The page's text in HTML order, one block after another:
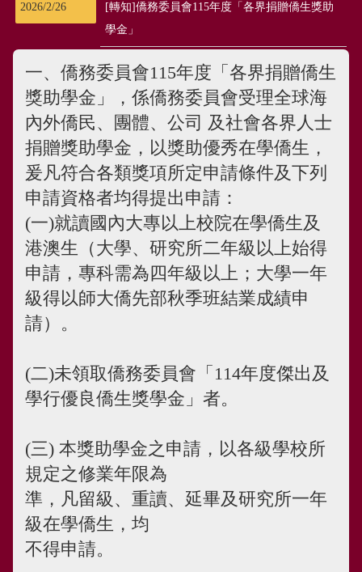
2026/2/26
[轉知]僑務委員會115年度「各界捐贈僑生獎助
學金」
一、僑務委員會115年度「各界捐贈僑生
獎助學金」，係僑務委員會受理全球海
內外僑民、團體、公司 及社會各界人士
捐贈獎助學金，以獎助優秀在學僑生，
爰凡符合各類獎項所定申請條件及下列
申請資格者均得提出申請：
(一)就讀國內大專以上校院在學僑生及
港澳生（大學、研究所二年級以上始得
申請，專科需為四年級以上；大學一年
級得以師大僑先部秋季班結業成績申
請）。
(二)未領取僑務委員會「114年度傑出及
學行優良僑生獎學金」者。
(三) 本獎助學金之申請，以各級學校所
規定之修業年限為
準，凡留級、重讀、延畢及研究所一年
級在學僑生，均
不得申請。